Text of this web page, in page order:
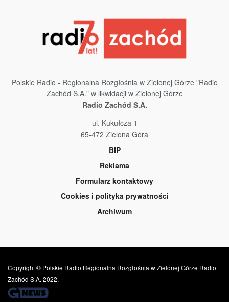
Polskie Radio - Regionalna Rozgłośnia w Zielonej Górze "Radio
Zachód S.A." w likwidacji w Zielonej Górze
Radio Zachód S.A.
ul. Kukułcza 1
65-472 Zielona Góra
BIP
Reklama
Formularz kontaktowy
Cookies i polityka prywatności
Archiwum
Copyright © Polskie Radio Regionalna Rozgłośnia w Zielonej Górze Radio
Zachód S.A. 2022.